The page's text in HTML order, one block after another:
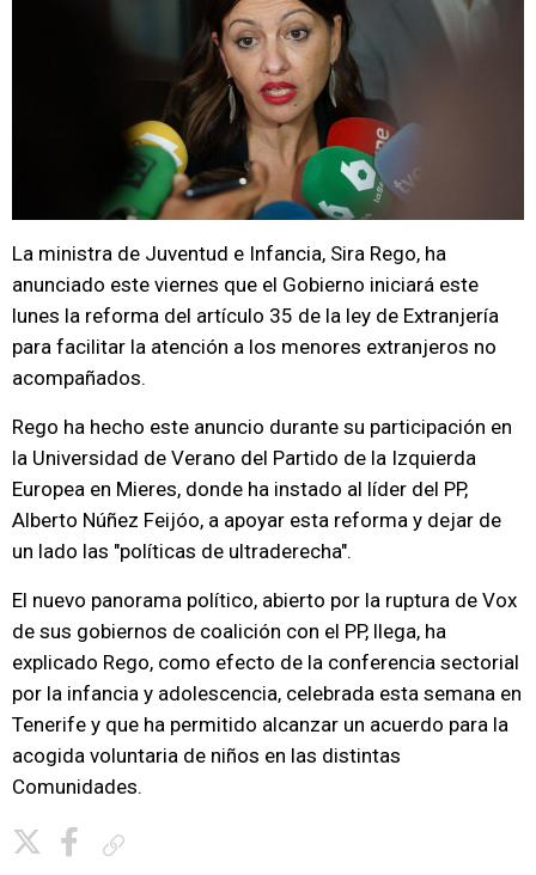
La ministra de Juventud e Infancia, Sira Rego, ha
anunciado este viernes que el Gobierno iniciará este
lunes la reforma del artículo 35 de la ley de Extranjería
para facilitar la atención a los menores extranjeros no
acompañados.
Rego ha hecho este anuncio durante su participación en
la Universidad de Verano del Partido de la Izquierda
Europea en Mieres, donde ha instado al líder del PP,
Alberto Núñez Feijóo, a apoyar esta reforma y dejar de
un lado las "políticas de ultraderecha".
El nuevo panorama político, abierto por la ruptura de Vox
de sus gobiernos de coalición con el PP, llega, ha
explicado Rego, como efecto de la conferencia sectorial
por la infancia y adolescencia, celebrada esta semana en
Tenerife y que ha permitido alcanzar un acuerdo para la
acogida voluntaria de niños en las distintas
Comunidades.